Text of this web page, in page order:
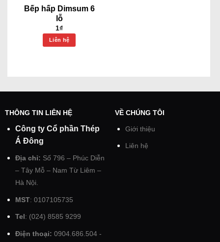
Bếp hấp Dimsum 6
lỗ
1₫
Liên hệ
THÔNG TIN LIÊN HỆ
Công ty Cổ phần Thép
Á Đông
Địa chỉ: Số 796 – Phúc Diễn
– Tây Mỗ – Nam Từ Liêm –
Hà Nội.
MST: 0107105735
Tel : (024) 8585 9299
Điện thoại: 0904.686.504 -
VỀ CHÚNG TÔI
Giới thiệu
Liên hệ